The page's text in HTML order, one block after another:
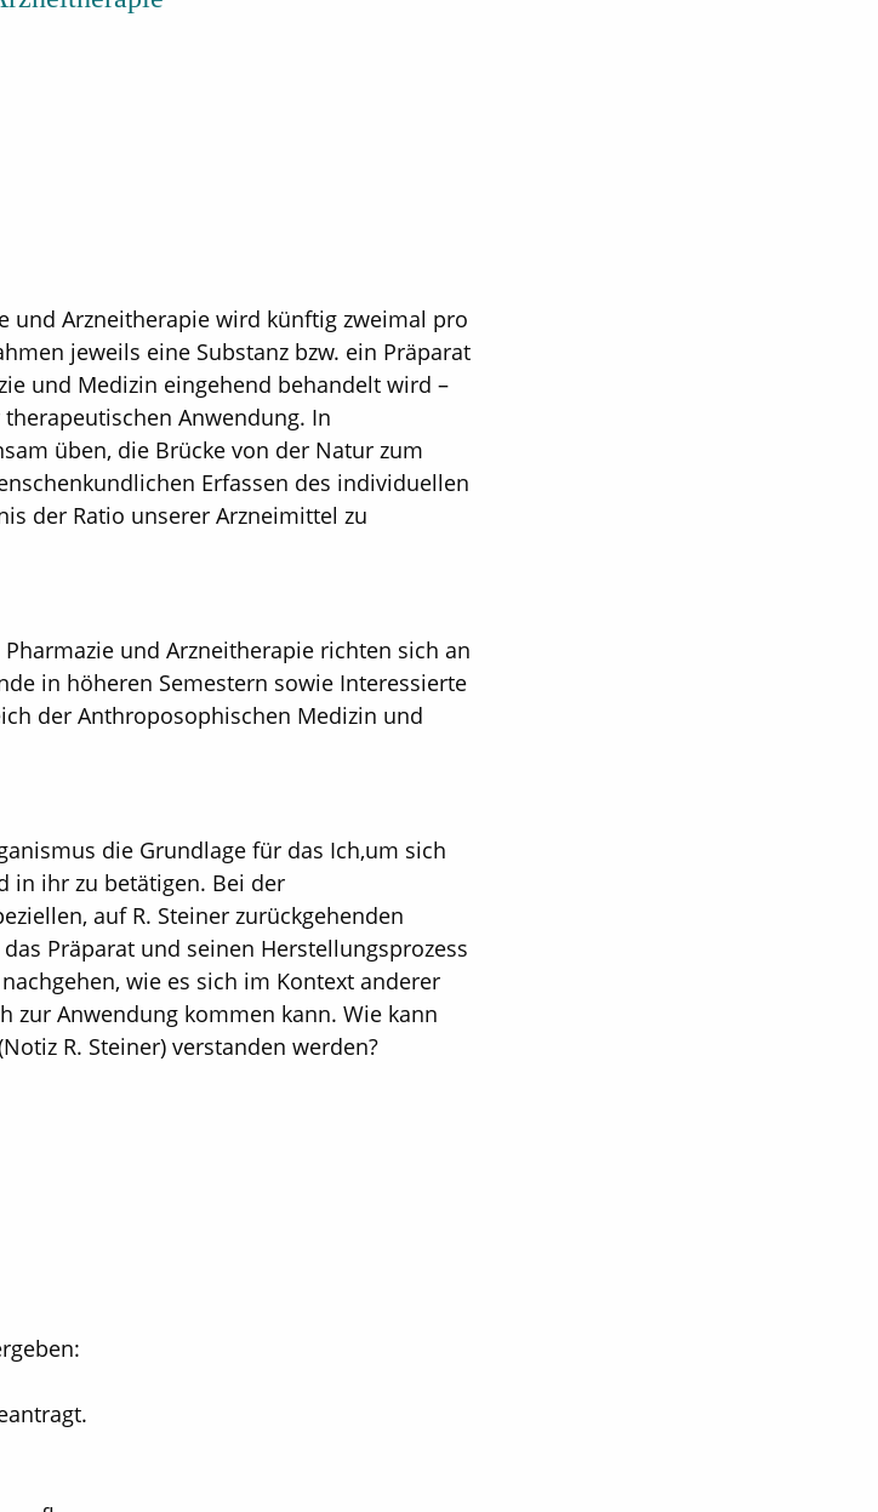
und Arzneitherapie wird künftig zweimal pro
jeweils eine Substanz bzw. ein Präparat
und Medizin eingehend behandelt wird –
Anwendung. In
üben, die Brücke von der Natur zum
Erfassen des individuellen
der Ratio unserer Arzneimittel zu
und Arzneitherapie richten sich an
in höheren Semestern sowie Interessierte
der Anthroposophischen Medizin und
die Grundlage für das Ich,um sich
in ihr zu betätigen. Bei der
auf R. Steiner zurückgehenden
Präparat und seinen Herstellungsprozess
wie es sich im Kontext anderer
zur Anwendung kommen kann. Wie kann
R. Steiner) verstanden werden?